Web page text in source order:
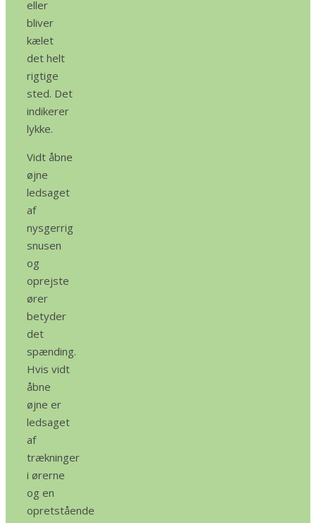
eller
bliver
kælet
det helt
rigtige
sted. Det
indikerer
lykke.
Vidt åbne
øjne
ledsaget
af
nysgerrig
snusen
og
oprejste
ører
betyder
det
spænding.
Hvis vidt
åbne
øjne er
ledsaget
af
trækninger
i ørerne
og en
opretstående